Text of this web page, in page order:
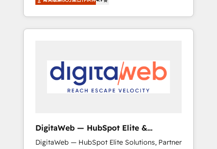
industries. With 150+ HubSpot-certified
experts, we deliver scalable solutions to
complex GTM and RevOps challenges. Our
smooth setup tailored to your GTM motion.
🔹 Migrations: Move from other CRMs to
HubSpot without data loss or downtime. 🔹
stack for better adoption. 🔹 Custom
Solutions: Build tailored apps, workflows, and
DigitaWeb — HubSpot Elite &
Intégrations ERP
DigitaWeb — HubSpot Elite Solutions, Partner